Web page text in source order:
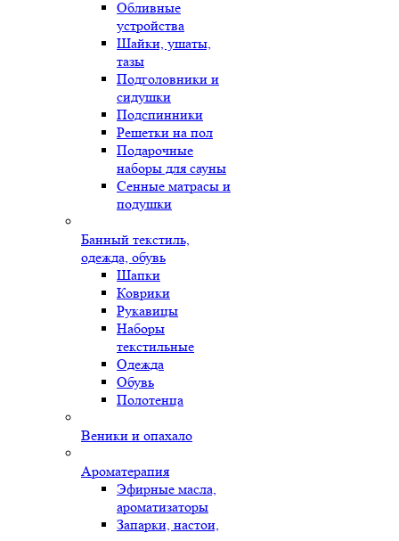
Обливные
устройства
Шайки, ушаты,
тазы
Подголовники и
сидушки
Подспинники
Решетки на пол
Подарочные
наборы для сауны
Сенные матрасы и
подушки
Банный текстиль,
одежда, обувь
Шапки
Коврики
Рукавицы
Наборы
текстильные
Одежда
Обувь
Полотенца
Веники и опахало
Ароматерапия
Эфирные масла,
ароматизаторы
Запарки, настои,